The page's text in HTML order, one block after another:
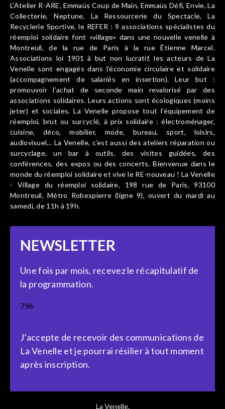
L’Atelier R-ARE, Emmaüs Coup de Main, Emmaüs Défi, Envie, La
Collecterie, Neptune, La Ressourcerie du Spectacle, La
Recyclerie Sportive, le REFER : 9 associations spécialistes du
réemploi solidaire font «village» dans une nouvelle venelle à
Montreuil, de la rue de Paris à la rue Étienne Marcel.
Associations loi 1901 à but non lucratif, les acteurs de La
Venelle sont engagés dans l’économie circulaire et solidaire
(accompagnement de salariés en insertion). Leur but :
promouvoir l’achat de seconde main revalorisé par des
associations solidaires. Leurs actions sont écologiques (moins
jeter) et sociales. La Venelle propose tout l’équipement de
réemploi, brut ou surcyclé, à prix solidaire : électroménager,
cuisine, déco, mobilier, mode, bureau, sport, loisirs,
audiovisuel… La Venelle, c’est aussi des ateliers réparation ou
surcyclage, un bar à outils, des visites guidées, des
conférences, des expos ou des concerts. Bienvenue dans le
monde du réemploi solidaire et vive le RE-nouveau ! La Venelle
- Village du réemploi solidaire, 198 rue de Paris, 93100
Montreuil, Métro Robespierre (ligne 9), ouvert du mardi au
samedi, de 11h à 19h.
NEWSLETTER
Une fois par mois, recevez le récapitulatif de
la programmation.
796
J’accepte de recevoir des communications de
La Venelle et je pourrai résilier à tout moment
après inscription.
La Venelle.